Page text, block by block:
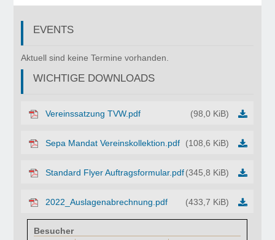
EVENTS
Aktuell sind keine Termine vorhanden.
WICHTIGE DOWNLOADS
Vereinssatzung TVW.pdf (98,0 KiB)
Sepa Mandat Vereinskollektion.pdf (108,6 KiB)
Standard Flyer Auftragsformular.pdf(345,8 KiB)
2022_Auslagenabrechnung.pdf (433,7 KiB)
Besucher